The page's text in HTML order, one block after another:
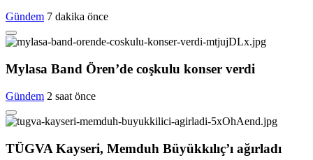
Gündem 7 dakika önce
Mylasa Band Ören’de coşkulu konser verdi
Gündem 2 saat önce
TÜGVA Kayseri, Memduh Büyükkılıç’ı ağırladı